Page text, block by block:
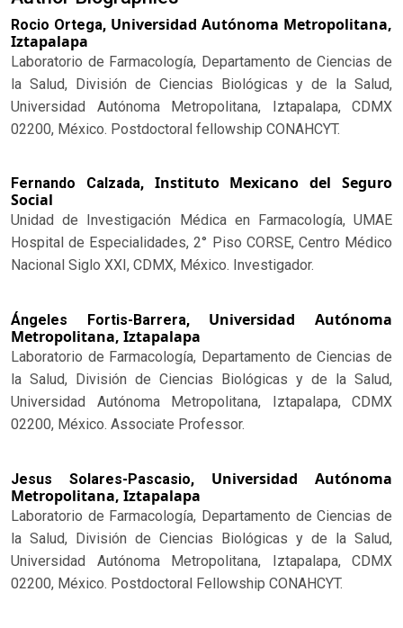
Rocio Ortega, Universidad Autónoma Metropolitana,
Iztapalapa
Laboratorio de Farmacología, Departamento de Ciencias de
la Salud, División de Ciencias Biológicas y de la Salud,
Universidad Autónoma Metropolitana, Iztapalapa, CDMX
02200, México. Postdoctoral fellowship CONAHCYT.
Fernando Calzada, Instituto Mexicano del Seguro
Social
Unidad de Investigación Médica en Farmacología, UMAE
Hospital de Especialidades, 2° Piso CORSE, Centro Médico
Nacional Siglo XXI, CDMX, México. Investigador.
Ángeles Fortis-Barrera, Universidad Autónoma
Metropolitana, Iztapalapa
Laboratorio de Farmacología, Departamento de Ciencias de
la Salud, División de Ciencias Biológicas y de la Salud,
Universidad Autónoma Metropolitana, Iztapalapa, CDMX
02200, México. Associate Professor.
Jesus Solares-Pascasio, Universidad Autónoma
Metropolitana, Iztapalapa
Laboratorio de Farmacología, Departamento de Ciencias de
la Salud, División de Ciencias Biológicas y de la Salud,
Universidad Autónoma Metropolitana, Iztapalapa, CDMX
02200, México. Postdoctoral Fellowship CONAHCYT.